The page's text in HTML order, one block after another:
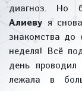
диагноз. Но
Алиеву я
знакомства до
неделя! Всё
день
лежала в